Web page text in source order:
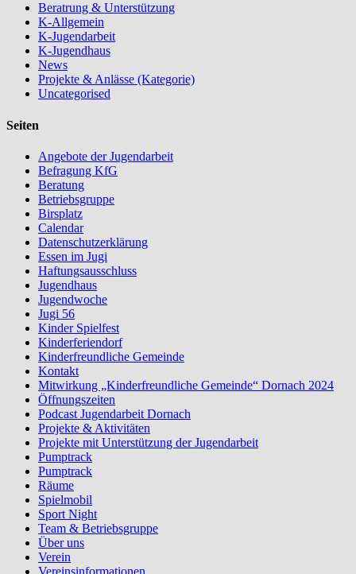
Beratrung & Unterstützung
K-Allgemein
K-Jugendarbeit
K-Jugendhaus
News
Projekte & Anlässe (Kategorie)
Uncategorised
Seiten
Angebote der Jugendarbeit
Befragung KfG
Beratung
Betriebsgruppe
Birsplatz
Calendar
Datenschutzerklärung
Essen im Jugi
Haftungsausschluss
Jugendhaus
Jugendwoche
Jugi 56
Kinder Spielfest
Kinderferiendorf
Kinderfreundliche Gemeinde
Kontakt
Mitwirkung „Kinderfreundliche Gemeinde“ Dornach 2024
Öffnungszeiten
Podcast Jugendarbeit Dornach
Projekte & Aktivitäten
Projekte mit Unterstützung der Jugendarbeit
Pumptrack
Pumptrack
Räume
Spielmobil
Sport Night
Team & Betriebsgruppe
Über uns
Verein
Vereinsinformationen